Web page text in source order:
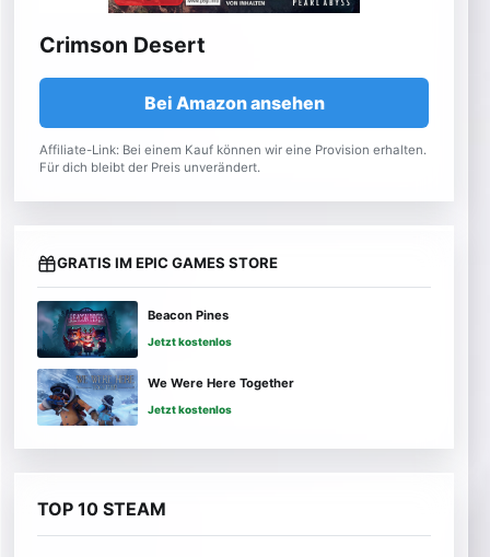
Crimson Desert
Bei Amazon ansehen
Affiliate-Link: Bei einem Kauf können wir eine Provision erhalten.
Für dich bleibt der Preis unverändert.
GRATIS IM EPIC GAMES STORE
Beacon Pines
Jetzt kostenlos
We Were Here Together
Jetzt kostenlos
TOP 10 STEAM